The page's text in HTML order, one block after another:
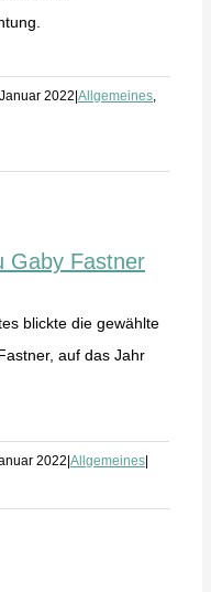
2022 Allgemeines,
Gaby Fastner
blickte die gewählte
auf das Jahr
2022 Allgemeines